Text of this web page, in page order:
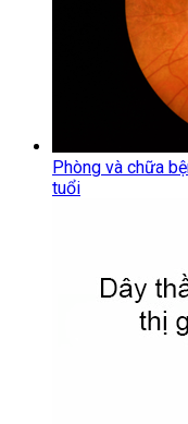
Phòng và chữa
tuổi